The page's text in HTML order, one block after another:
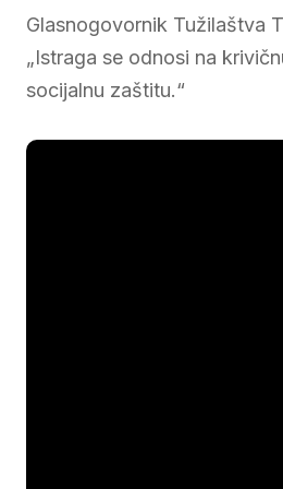
Glasnogovornik Tužilaštva
„Istraga se odnosi na
socijalnu zaštitu.“